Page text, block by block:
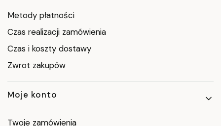
Metody płatności
Czas realizacji zamówienia
Czas i koszty dostawy
Zwrot zakupów
Moje konto
Twoje zamówienia